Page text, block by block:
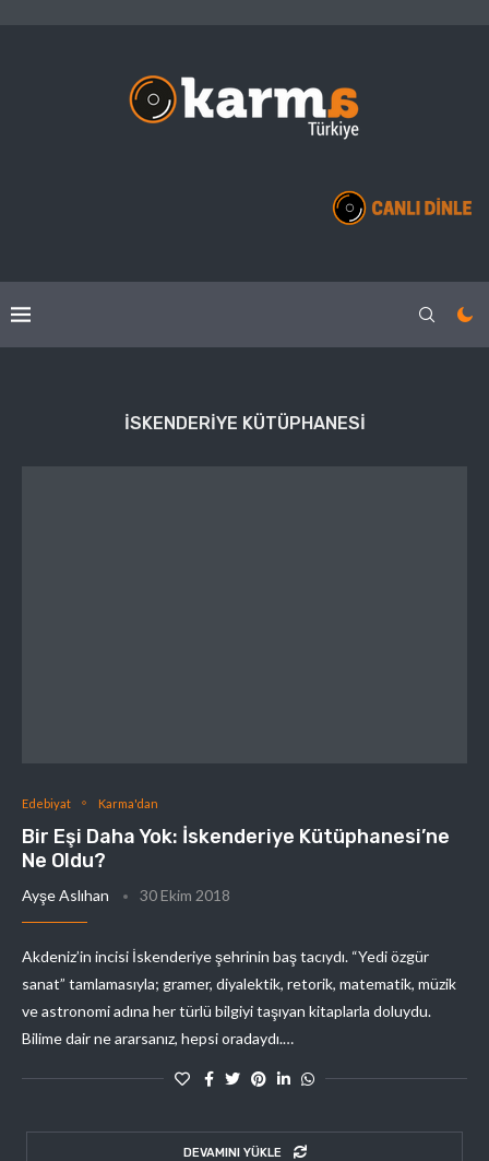
ISKENDERIYE KÜTÜPHANESI
Edebiyat Karma'dan
Bir Eşi Daha Yok: İskenderiye Kütüphanesi’ne
Ne Oldu?
Ayşe Aslıhan 30 Ekim 2018
Akdeniz’in incisi İskenderiye şehrinin baş tacıydı. “Yedi özgür
sanat” tamlamasıyla; gramer, diyalektik, retorik, matematik, müzik
ve astronomi adına her türlü bilgiyi taşıyan kitaplarla doluydu.
Bilime dair ne ararsanız, hepsi oradaydı.…
DEVAMINI YÜKLE